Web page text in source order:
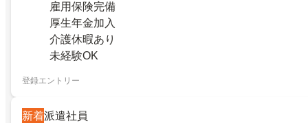
雇用保険完備
厚生年金加入
介護休暇あり
未経験OK
登録エントリー
新着派遣社員